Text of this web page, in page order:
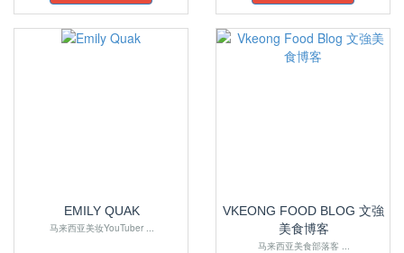
EMILY QUAK
马来西亚美妆YouTuber ...
VKEONG FOOD BLOG 文強
美食博客
马来西亚美食部落客 ...